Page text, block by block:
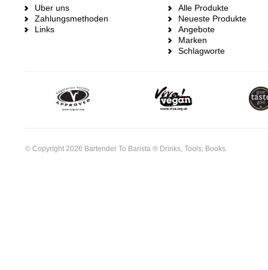
Uber uns
Zahlungsmethoden
Links
Alle Produkte
Neueste Produkte
Angebote
Marken
Schlagworte
© Copyright 2026 Bartender To Barista ® Drinks, Tools, Books.